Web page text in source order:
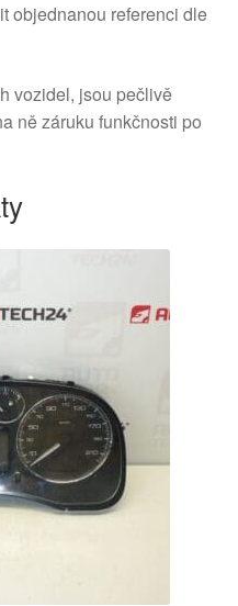
objednanou referenci dle
vozidel, jsou pečlivě
ně záruku funkčnosti po